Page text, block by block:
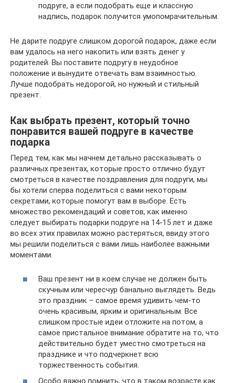
подруге, а если подобрать еще и классную
надпись, подарок получится умопомрачительным.
Не дарите подруге слишком дорогой подарок, даже если
вам удалось на него накопить или взять денег у
родителей. Вы поставите подругу в неудобное
положение и вынудите отвечать вам взаимностью.
Лучше подобрать недорогой, но нужный и стильный
презент.
Как выбрать презент, который точно
понравится вашей подруге в качестве
подарка
Перед тем, как мы начнем детально рассказывать о
различных презентах, которые просто отлично будут
смотреться в качестве поздравления для подруги, мы
бы хотели сперва поделиться с вами некоторым
секретами, которые помогут вам в выборе. Есть
множество рекомендаций и советов, как именно
следует выбирать подарки подруге на 14-15 лет и даже
во всех этих правилах можно растеряться, ввиду этого
мы решили поделиться с вами лишь наиболее важными
моментами.
Ваш презент ни в коем случае не должен быть
скучным или чересчур банально выглядеть. Ведь
это праздник – самое время удивить чем-то
очень красивым, ярким и оригинальным. Все
слишком простые идеи отложите на потом, а
самое пристальное внимание обратите на то, что
действительно будет уместно смотреться на
празднике и что подчеркнет всю
торжественность события.
Особо важно помнить, что в таком возрасте как